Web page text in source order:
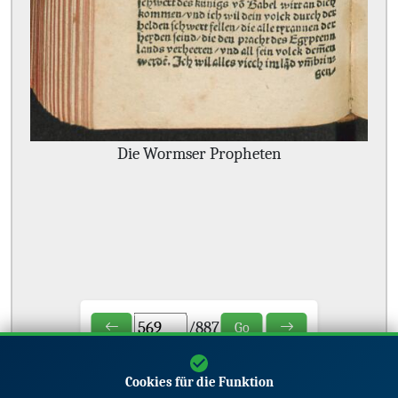
Die Wormser Propheten
/887 Go
Cookies für die Funktion